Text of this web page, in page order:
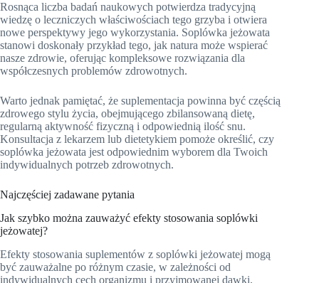
Rosnąca liczba badań naukowych potwierdza tradycyjną
wiedzę o leczniczych właściwościach tego grzyba i otwiera
nowe perspektywy jego wykorzystania. Soplówka jeżowata
stanowi doskonały przykład tego, jak natura może wspierać
nasze zdrowie, oferując kompleksowe rozwiązania dla
współczesnych problemów zdrowotnych.
Warto jednak pamiętać, że suplementacja powinna być częścią
zdrowego stylu życia, obejmującego zbilansowaną dietę,
regularną aktywność fizyczną i odpowiednią ilość snu.
Konsultacja z lekarzem lub dietetykiem pomoże określić, czy
soplówka jeżowata jest odpowiednim wyborem dla Twoich
indywidualnych potrzeb zdrowotnych.
Najczęściej zadawane pytania
Jak szybko można zauważyć efekty stosowania soplówki
jeżowatej?
Efekty stosowania suplementów z soplówki jeżowatej mogą
być zauważalne po różnym czasie, w zależności od
indywidualnych cech organizmu i przyjmowanej dawki.